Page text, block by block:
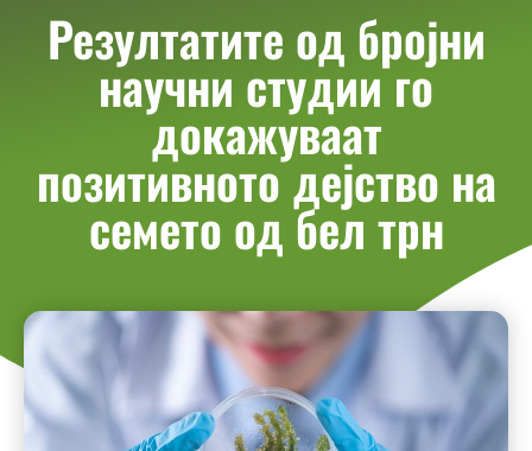
Резултатите од бројни
научни студии го
докажуваат
позитивното дејство на
семето од бел трн